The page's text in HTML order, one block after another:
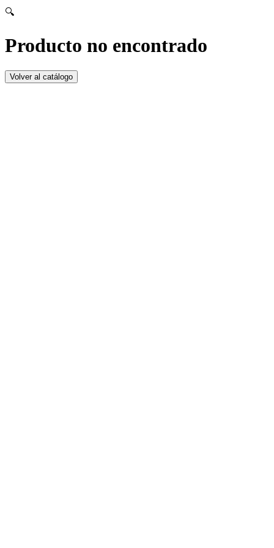
🔍
Producto no encontrado
Volver al catálogo